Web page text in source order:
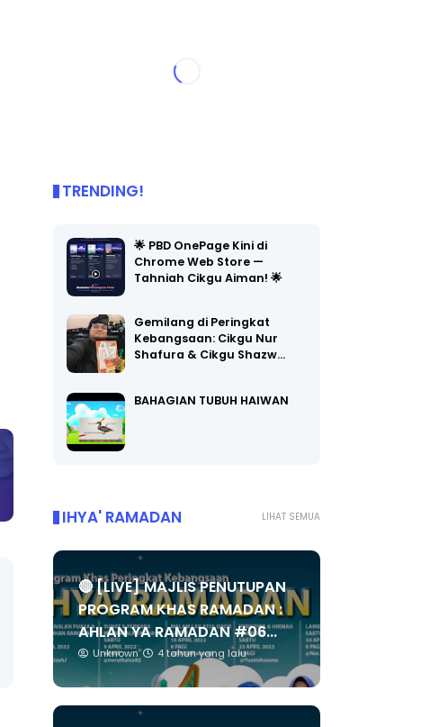
TRENDING!
🌟 PBD OnePage Kini di
Chrome Web Store —
Tahniah Cikgu Aiman! 🌟
Gemilang di Peringkat
Kebangsaan: Cikgu Nur
Shafura & Cikgu Shazw…
BAHAGIAN TUBUH HAIWAN
LIHAT SEMUA
IHYA' RAMADAN
🔴 [LIVE] MAJLIS PENUTUPAN
PROGRAM KHAS RAMADAN :
AHLAN YA RAMADAN #06...
Unknown 4 tahun yang lalu